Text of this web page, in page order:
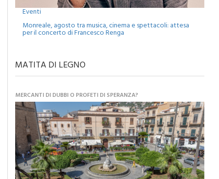
Eventi
Monreale, agosto tra musica, cinema e spettacoli: attesa
per il concerto di Francesco Renga
MATITA DI LEGNO
MERCANTI DI DUBBI O PROFETI DI SPERANZA?